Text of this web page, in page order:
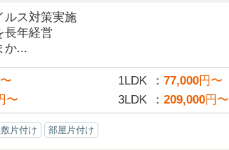
ルス対策実施
長年経営
か...
1LDK 77,000円〜
〜 3LDK 209,000円〜
片付け 部屋片付け